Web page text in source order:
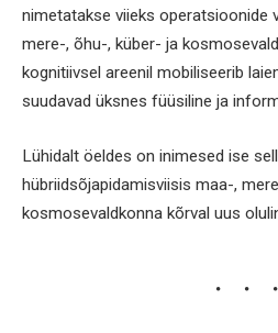
nimetatakse viieks operatsioonide
mere-, õhu-, küber- ja
kognitiivsel areenil mobiliseerib
suudavad üksnes füüsiline ja
Lühidalt öeldes on inimesed ise
hübriidsõjapidamisviisis maa-,
kosmosevaldkonna kõrval uus